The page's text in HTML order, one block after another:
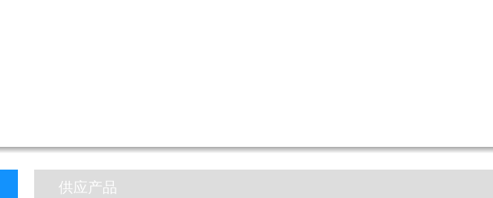
供应产品